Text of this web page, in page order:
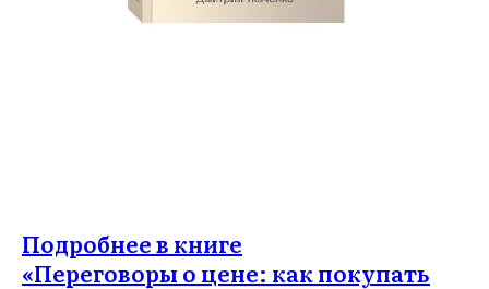
Подробнее в книге
«Переговоры о цене: как покупать